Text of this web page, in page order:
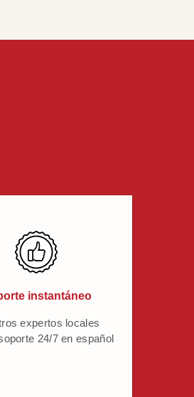
instantáneo
expertos locales
24/7 en español